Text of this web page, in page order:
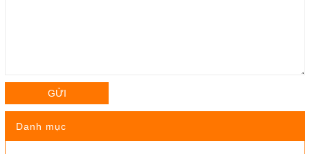
GỬI
Danh mục